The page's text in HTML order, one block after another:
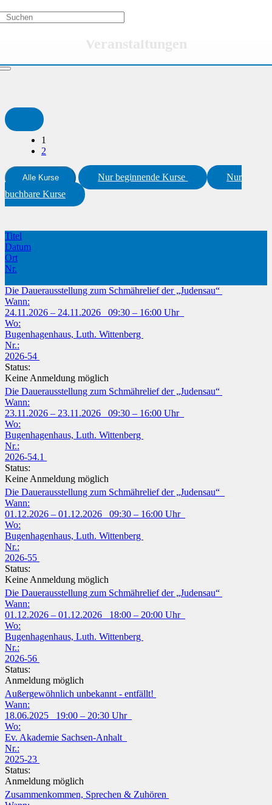
Themenbereiche
Veranstaltungen
1
2
Alle Kurse Nur beginnende Kurse
Nur
buchbare Kurse
Titel
Datum
Ort
Nr.
Die Dauerausstellung zum Schmährelief der „Judensau“
Wann:
24.11.2026 – 24.11.2026 09:30 – 16:00 Uhr
Wo:
Bugenhagenhaus, Luth. Wittenberg
Nr.:
2026-54
Status:
Keine Anmeldung möglich
Die Dauerausstellung zum Schmährelief der „Judensau“
Wann:
23.11.2026 – 23.11.2026 09:30 – 16:00 Uhr
Wo:
Bugenhagenhaus, Luth. Wittenberg
Nr.:
2026-54.1
Status:
Keine Anmeldung möglich
Die Dauerausstellung zum Schmährelief der „Judensau“
Wann:
01.12.2026 – 01.12.2026 09:30 – 16:00 Uhr
Wo:
Bugenhagenhaus, Luth. Wittenberg
Nr.:
2026-55
Status:
Keine Anmeldung möglich
Die Dauerausstellung zum Schmährelief der „Judensau“
Wann:
01.12.2026 – 01.12.2026 18:00 – 20:00 Uhr
Wo:
Bugenhagenhaus, Luth. Wittenberg
Nr.:
2026-56
Status:
Anmeldung möglich
Außergewöhnlich unbekannt - entfällt!
Wann:
18.06.2025 19:00 – 20:30 Uhr
Wo:
Ev. Akademie Sachsen-Anhalt
Nr.:
2025-23
Status:
Anmeldung möglich
Zusammenkommen, Sprechen & Zuhören